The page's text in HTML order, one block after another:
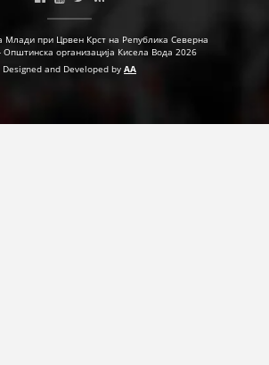
Млади при Црвен Крст на Република Северна
Општинска организација Кисела Вода 2026
Designed and Developed by AA